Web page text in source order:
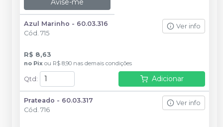
Avise-me
Azul Marinho - 60.03.316
Cód. 715
Ver info
R$ 8,63
no Pix ou R$ 8,90 nas demais condições
Qtd: Adicionar
Prateado - 60.03.317
Cód. 716
Ver info